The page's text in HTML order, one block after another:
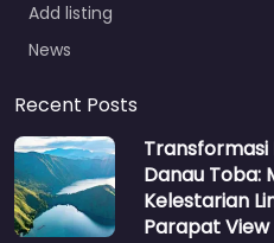
Add listing
News
Recent Posts
Danau Toba:
Kelestarian
Parapat